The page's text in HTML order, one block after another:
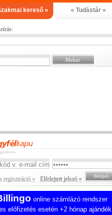
kereső » « Tudástár »
regisztráció » Elfelejtett jelszó »
online számlázó rendszer
előfizetés esetén +2 hónap ajándék